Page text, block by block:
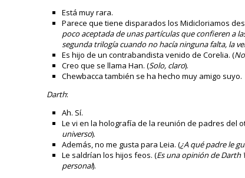
Está muy rara.
Parece que tiene disparados los Midicloriamos
poco aceptada de unas partículas que confieren a
segunda trilogía cuando no hacía ninguna falta, la
Es hijo de un contrabandista venido de Corelia. (
Creo que se llama Han. (Solo, claro).
Chewbacca también se ha hecho muy amigo suyo.
Darth:
Ah. Sí.
Le vi en la holografía de la reunión de padres del
universo).
Además, no me gusta para Leia. (¿A qué padre le
Le saldrían los hijos feos. (Es una opinión de
personal).